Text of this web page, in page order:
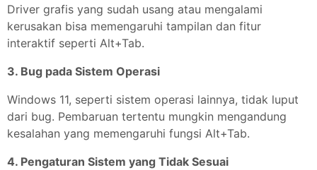
Driver grafis yang sudah usang atau mengalami
kerusakan bisa memengaruhi tampilan dan fitur
interaktif seperti Alt+Tab.
3. Bug pada Sistem Operasi
Windows 11, seperti sistem operasi lainnya, tidak luput
dari bug. Pembaruan tertentu mungkin mengandung
kesalahan yang memengaruhi fungsi Alt+Tab.
4. Pengaturan Sistem yang Tidak Sesuai